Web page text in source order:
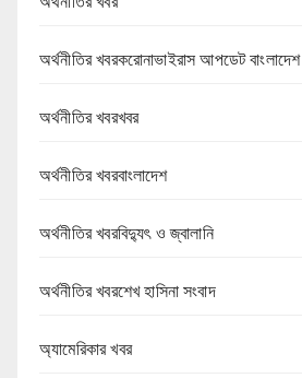
অর্থনীতির খবরকরোনাভাইরাস আপডেট বাংলাদেশ
অর্থনীতির খবরখবর
অর্থনীতির খবরবাংলাদেশ
অর্থনীতির খবরবিদ্যুৎ ও জ্বালানি
অর্থনীতির খবরশেখ হাসিনা সংবাদ
অ্যামেরিকার খবর